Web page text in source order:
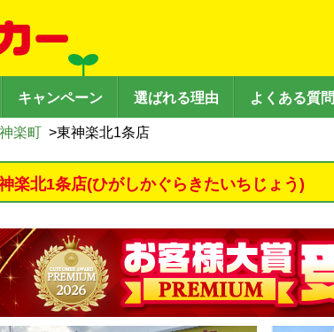
キャンペーン 選ばれる理由 よくある質問
楽町 >東神楽北1条店
楽北1条店(ひがしかぐらきたいちじょう)